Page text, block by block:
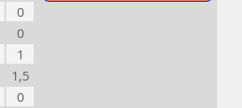
0
0
1
1,5
0